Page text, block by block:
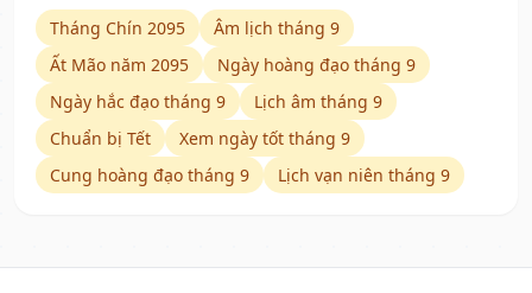
Tháng Chín 2095
Âm lịch tháng 9
Ất Mão năm 2095
Ngày hoàng đạo tháng 9
Ngày hắc đạo tháng 9
Lịch âm tháng 9
Chuẩn bị Tết
Xem ngày tốt tháng 9
Cung hoàng đạo tháng 9
Lịch vạn niên tháng 9